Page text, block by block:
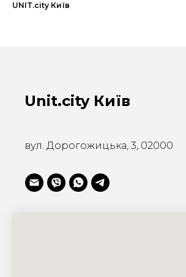
UNIT.city Київ
Unit.city Київ
вул. Дорогожицька, 3, 02000